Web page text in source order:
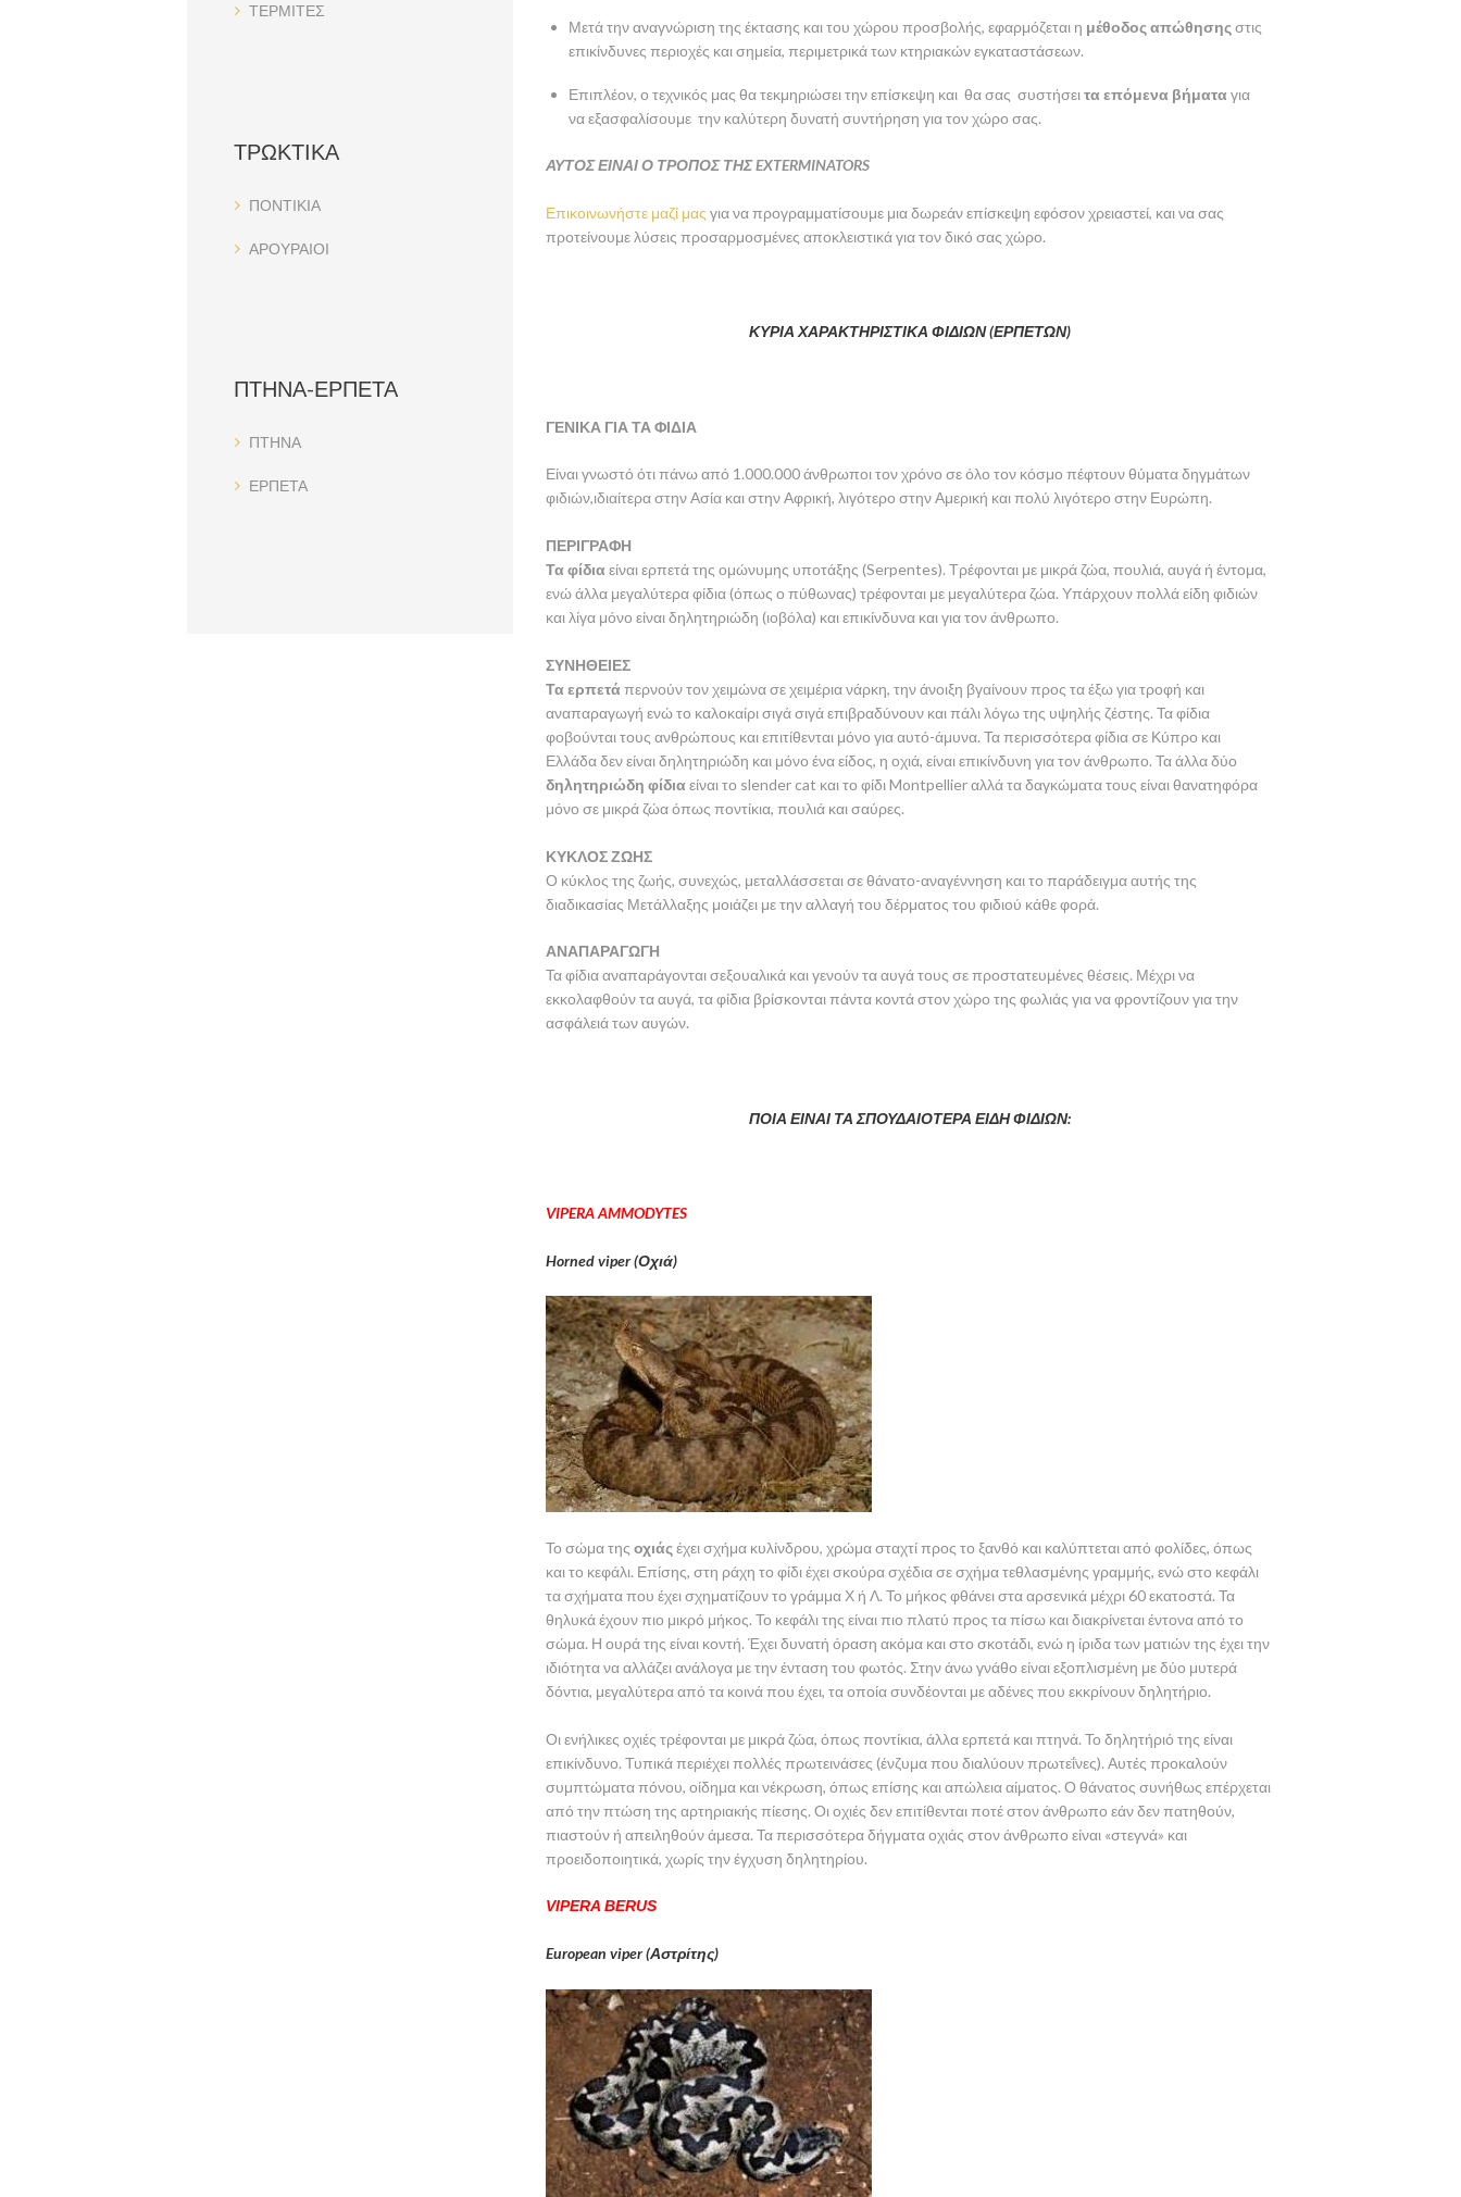
Μετά την αναγνώριση της έκτασης και του χώρου προσβολής, εφαρμόζεται η μέθοδος απώθησης στις
επικίνδυνες περιοχές και σημεία, περιμετρικά των κτηριακών εγκαταστάσεων.
Επιπλέον, ο τεχνικός μας θα τεκμηριώσει την επίσκεψη και θα σας συστήσει τα επόμενα βήματαγια
να εξασφαλίσουμε την καλύτερη δυνατή συντήρηση για τον χώρο σας.
ΑΥΤΟΣ ΕΙΝΑΙ Ο ΤΡΟΠΟΣ ΤΗΣ EXTERMINATORS
Επικοινωνήστε μαζί μας για να προγραμματίσουμε μια δωρεάν επίσκεψη εφόσον χρειαστεί, και να σας
προτείνουμε λύσεις προσαρμοσμένες αποκλειστικά για τον δικό σας χώρο.
ΚΥΡΙΑ ΧΑΡΑΚΤΗΡΙΣΤΙΚΑ ΦΙΔΙΩΝ (ΕΡΠΕΤΩΝ)
ΓΕΝΙΚΑ ΓΙΑ ΤΑ ΦΙΔΙΑ
Είναι γνωστό ότι πάνω από 1.000.000 άνθρωποι τον χρόνο σε όλο τον κόσμο πέφτουν θύματα δηγμάτων
φιδιών,ιδιαίτερα στην Ασία και στην Αφρική, λιγότερο στην Αμερική και πολύ λιγότερο στην Ευρώπη.
ΠΕΡΙΓΡΑΦΗ
Τα φίδιαείναι ερπετά της ομώνυμης υποτάξης (Serpentes). Τρέφονται με μικρά ζώα, πουλιά, αυγά ή έντομα,
ενώ άλλα μεγαλύτερα φίδια (όπως ο πύθωνας) τρέφονται με μεγαλύτερα ζώα. Υπάρχουν πολλά είδη φιδιών
και λίγα μόνο είναι δηλητηριώδη (ιοβόλα) και επικίνδυνα και για τον άνθρωπο.
ΣΥΝΗΘΕΙΕΣ
Τα ερπετάπερνούν τον χειμώνα σε χειμέρια νάρκη, την άνοιξη βγαίνουν προς τα έξω για τροφή και
αναπαραγωγή ενώ το καλοκαίρι σιγά σιγά επιβραδύνουν και πάλι λόγω της υψηλής ζέστης. Τα φίδια
φοβούνται τους ανθρώπους και επιτίθενται μόνο για αυτό-άμυνα. Τα περισσότερα φίδια σε Κύπρο και
Ελλάδα δεν είναι δηλητηριώδη και μόνο ένα είδος, η οχιά, είναι επικίνδυνη για τον άνθρωπο. Τα άλλα δύο
δηλητηριώδη φίδιαείναι το slender cat και το φίδι Montpellier αλλά τα δαγκώματα τους είναι θανατηφόρα
μόνο σε μικρά ζώα όπως ποντίκια, πουλιά και σαύρες.
ΚΥΚΛΟΣ ΖΩΗΣ
Ο κύκλος της ζωής, συνεχώς, μεταλλάσσεται σε θάνατο-αναγέννηση και το παράδειγμα αυτής της
διαδικασίας Μετάλλαξης μοιάζει με την αλλαγή του δέρματος του φιδιού κάθε φορά.
ΑΝΑΠΑΡΑΓΩΓΗ
Τα φίδια αναπαράγονται σεξουαλικά και γενούν τα αυγά τους σε προστατευμένες θέσεις. Μέχρι να
εκκολαφθούν τα αυγά, τα φίδια βρίσκονται πάντα κοντά στον χώρο της φωλιάς για να φροντίζουν για την
ασφάλειά των αυγών.
ΠΟΙΑ ΕΙΝΑΙ ΤΑ ΣΠΟΥΔΑΙΟΤΕΡΑ ΕΙΔΗ ΦΙΔΙΩΝ:
VIPERA AMMODYTES
Horned viper (Οχιά)
Το σώμα της οχιάς έχει σχήμα κυλίνδρου, χρώμα σταχτί προς το ξανθό και καλύπτεται από φολίδες, όπως
και το κεφάλι. Επίσης, στη ράχη το φίδι έχει σκούρα σχέδια σε σχήμα τεθλασμένης γραμμής, ενώ στο κεφάλι
τα σχήματα που έχει σχηματίζουν το γράμμα Χ ή Λ. Το μήκος φθάνει στα αρσενικά μέχρι 60 εκατοστά. Τα
θηλυκά έχουν πιο μικρό μήκος. Το κεφάλι της είναι πιο πλατύ προς τα πίσω και διακρίνεται έντονα από το
σώμα. Η ουρά της είναι κοντή. Έχει δυνατή όραση ακόμα και στο σκοτάδι, ενώ η ίριδα των ματιών της έχει την
ιδιότητα να αλλάζει ανάλογα με την ένταση του φωτός. Στην άνω γνάθο είναι εξοπλισμένη με δύο μυτερά
δόντια, μεγαλύτερα από τα κοινά που έχει, τα οποία συνδέονται με αδένες που εκκρίνουν δηλητήριο.
Οι ενήλικες οχιές τρέφονται με μικρά ζώα, όπως ποντίκια, άλλα ερπετά και πτηνά. Το δηλητήριό της είναι
επικίνδυνο. Τυπικά περιέχει πολλές πρωτεινάσες (ένζυμα που διαλύουν πρωτεΐνες). Αυτές προκαλούν
συμπτώματα πόνου, οίδημα και νέκρωση, όπως επίσης και απώλεια αίματος. Ο θάνατος συνήθως επέρχεται
από την πτώση της αρτηριακής πίεσης. Οι οχιές δεν επιτίθενται ποτέ στον άνθρωπο εάν δεν πατηθούν,
πιαστούν ή απειληθούν άμεσα. Τα περισσότερα δήγματα οχιάς στον άνθρωπο είναι «στεγνά» και
προειδοποιητικά, χωρίς την έγχυση δηλητηρίου.
VIPERA BERUS
European viper (Αστρίτης)
ΤΕΡΜΙΤΕΣ
ΤΡΩΚΤΙΚΑ
ΠΟΝΤΙΚΙΑ
ΑΡΟΥΡΑΙΟΙ
ΠΤΗΝΑ-ΕΡΠΕΤΑ
ΠΤΗΝΑ
ΕΡΠΕΤΑ